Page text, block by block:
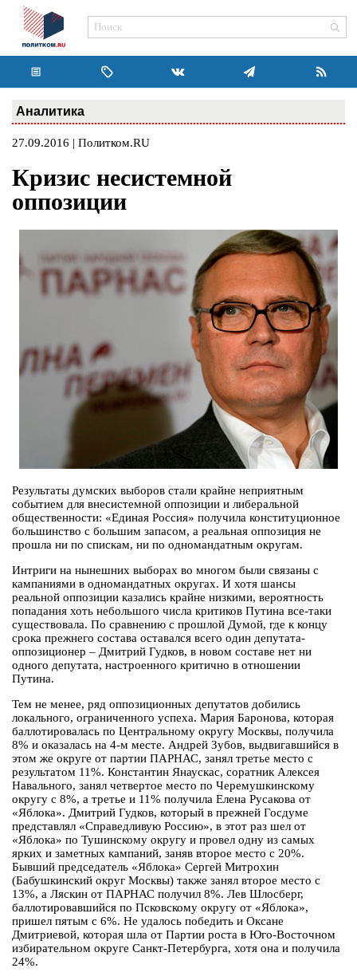
Аналитика
27.09.2016 | Политком.RU
Кризис несистемной
оппозиции
Результаты думских выборов стали крайне неприятным
событием для внесистемной оппозиции и либеральной
общественности: «Единая Россия» получила конституционное
большинство с большим запасом, а реальная оппозиция не
прошла ни по спискам, ни по одномандатным округам.
Интриги на нынешних выборах во многом были связаны с
кампаниями в одномандатных округах. И хотя шансы
реальной оппозиции казались крайне низкими, вероятность
попадания хоть небольшого числа критиков Путина все-таки
существовала. По сравнению с прошлой Думой, где к концу
срока прежнего состава оставался всего один депутата-
оппозиционер – Дмитрий Гудков, в новом составе нет ни
одного депутата, настроенного критично в отношении
Путина.
Тем не менее, ряд оппозиционных депутатов добились
локального, ограниченного успеха. Мария Баронова, которая
баллотировалась по Центральному округу Москвы, получила
8% и оказалась на 4-м месте. Андрей Зубов, выдвигавшийся в
этом же округе от партии ПАРНАС, занял третье место с
результатом 11%. Константин Янаускас, соратник Алексея
Навального, занял четвертое место по Черемушкинскому
округу с 8%, а третье и 11% получила Елена Русакова от
«Яблока». Дмитрий Гудков, который в прежней Госдуме
представлял «Справедливую Россию», в этот раз шел от
«Яблока» по Тушинскому округу и провел одну из самых
ярких и заметных кампаний, заняв второе место с 20%.
Бывший председатель «Яблока» Сергей Митрохин
(Бабушкинский округ Москвы) также занял второе место с
13%, а Ляскин от ПАРНАС получил 8%. Лев Шлосберг,
баллотировавшийся по Псковскому округу от «Яблока»,
пришел пятым с 6%. Не удалось победить и Оксане
Дмитриевой, которая шла от Партии роста в Юго-Восточном
избирательном округе Санкт-Петербурга, хотя она и получила
24%.